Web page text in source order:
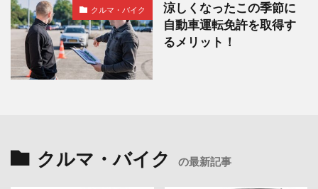
クルマ・バイク
涼しくなったこの季節に
自動車運転免許を取得す
るメリット！
クルマ・バイク の最新記事